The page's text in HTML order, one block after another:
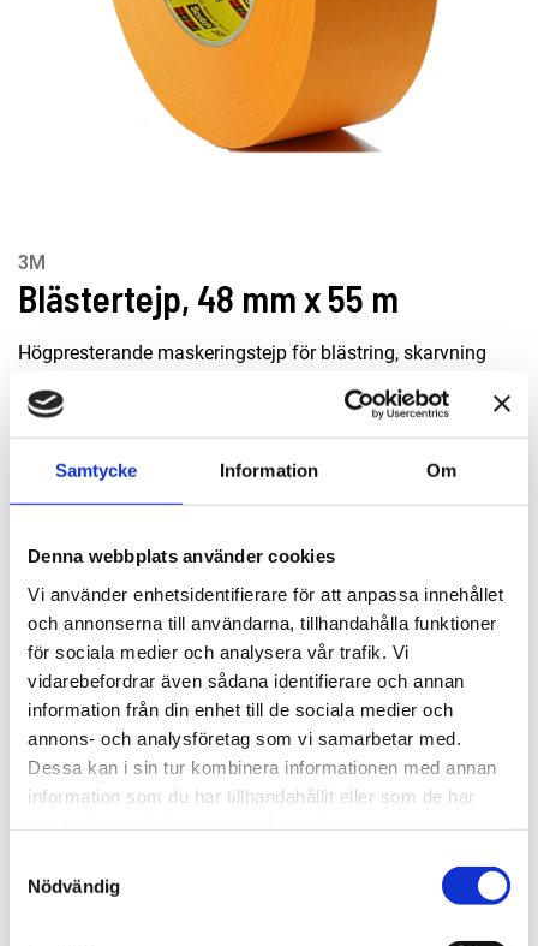
Samtycke Information Om
Denna webbplats använder cookies
Vi använder enhetsidentifierare för att anpassa innehållet
och annonserna till användarna, tillhandahålla funktioner
för sociala medier och analysera vår trafik. Vi
vidarebefordrar även sådana identifierare och annan
information från din enhet till de sociala medier och
annons- och analysföretag som vi samarbetar med.
Dessa kan i sin tur kombinera informationen med annan
information som du har tillhandahållit eller som de har
Nödvändig
3M
Blästertejp, 48 mm x 55 m
Högpresterande maskeringstejp för blästring, skarvning
en timme och ger ett pålitligt fäste med
naturgummihäftämne.
EAN-kod: 00021200555633
405 kr
st Lägg i varukorgen
Finns i lager